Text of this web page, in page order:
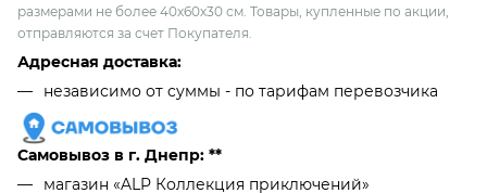
размерами не более 40х60х30 см. Товары, купленные по акции,
отправляются за счет Покупателя.
Адресная доставка:
независимо от cуммы - по тарифам перевозчика
Самовывоз в г. Днепр: **
магазин «ALP Коллекция приключений»